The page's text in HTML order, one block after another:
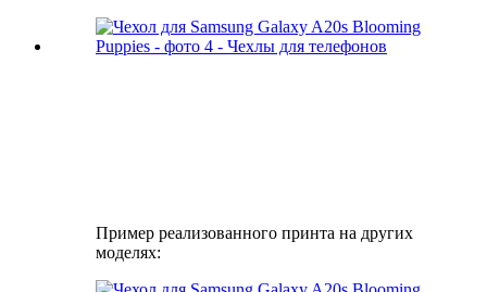
Пример реализованного принта на других
моделях: